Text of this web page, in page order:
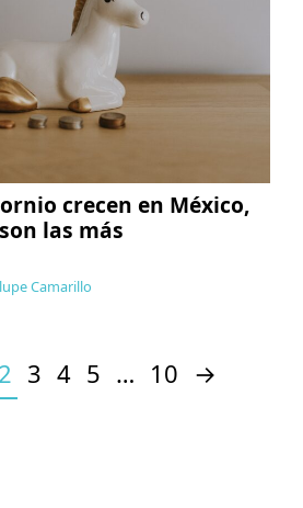
crecen en México,
las más
Camarillo
2 3 4 5 … 10 →